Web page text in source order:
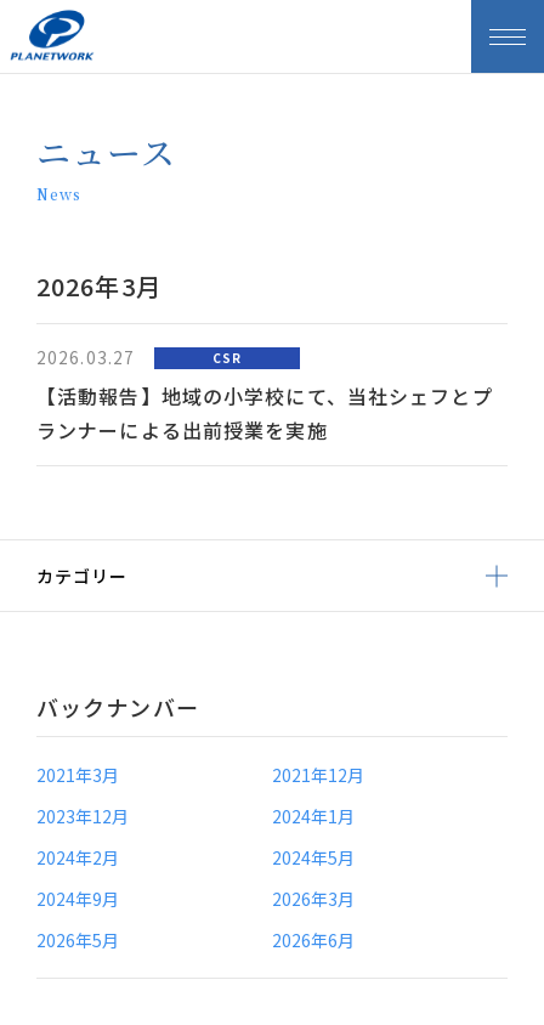
ニュース
News
2026年3月
2026.03.27 CSR
【活動報告】地域の小学校にて、当社シェフとプ
ランナーによる出前授業を実施
カテゴリー
バックナンバー
2021年3月
2021年12月
2023年12月
2024年1月
2024年2月
2024年5月
2024年9月
2026年3月
2026年5月
2026年6月